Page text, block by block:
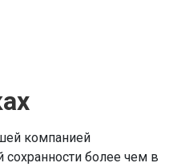
компанией
сохранности более чем в